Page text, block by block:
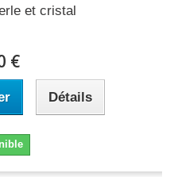
et cristal
€
Détails